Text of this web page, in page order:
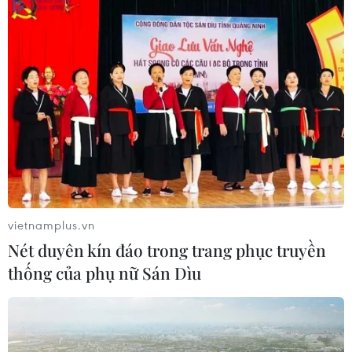
Đồng Nai cần chuyển dịch thu hút
đầu tư sang tổ chức chuỗi giá trị
Có 50 cơ sở kiểm nghiệm được GACC
chấp nhận phục vụ xuất khẩu mít,
sầu riêng
07/08/2026 10:27
vietnamplus.vn
Nét duyên kín đáo trong trang phục truyền
thống của phụ nữ Sán Dìu